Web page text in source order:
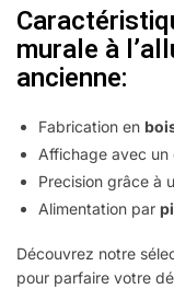
murale à
ancienne:
Fabrication en
Affichage avec
Precision grâce à
Alimentation par
Découvrez notre
pour parfaire votre